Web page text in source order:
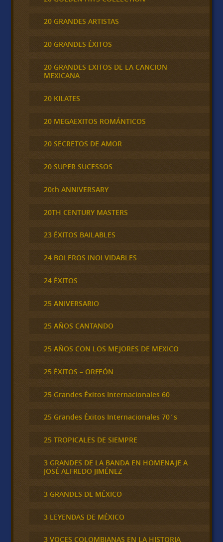
20 GRANDES ARTISTAS
20 GRANDES ÉXITOS
20 GRANDES EXITOS DE LA CANCION
MEXICANA
20 KILATES
20 MEGAEXITOS ROMÁNTICOS
20 SECRETOS DE AMOR
20 SUPER SUCESSOS
20th ANNIVERSARY
20TH CENTURY MASTERS
23 ÉXITOS BAILABLES
24 BOLEROS INOLVIDABLES
24 ÉXITOS
25 ANIVERSARIO
25 AÑOS CANTANDO
25 AÑOS CON LOS MEJORES DE MEXICO
25 ÉXITOS – ORFEÓN
25 Grandes Éxitos Internacionales 60
25 Grandes Éxitos Internacionales 70´s
25 TROPICALES DE SIEMPRE
3 GRANDES DE LA BANDA EN HOMENAJE A
JOSÉ ALFREDO JIMÉNEZ
3 GRANDES DE MÉXICO
3 LEYENDAS DE MÉXICO
3 VOCES COLOMBIANAS EN LA HISTORIA